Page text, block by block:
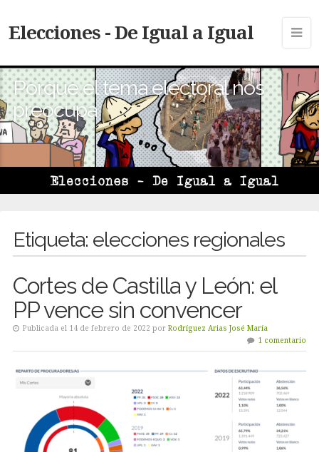
Elecciones - De Igual a Igual
Porque el tema electoral nos
preocupa
Etiqueta: elecciones regionales
Cortes de Castilla y León: el
PP vence sin convencer
Publicada el 14 de febrero de 2022 por Rodríguez Arias José María
1 comentario